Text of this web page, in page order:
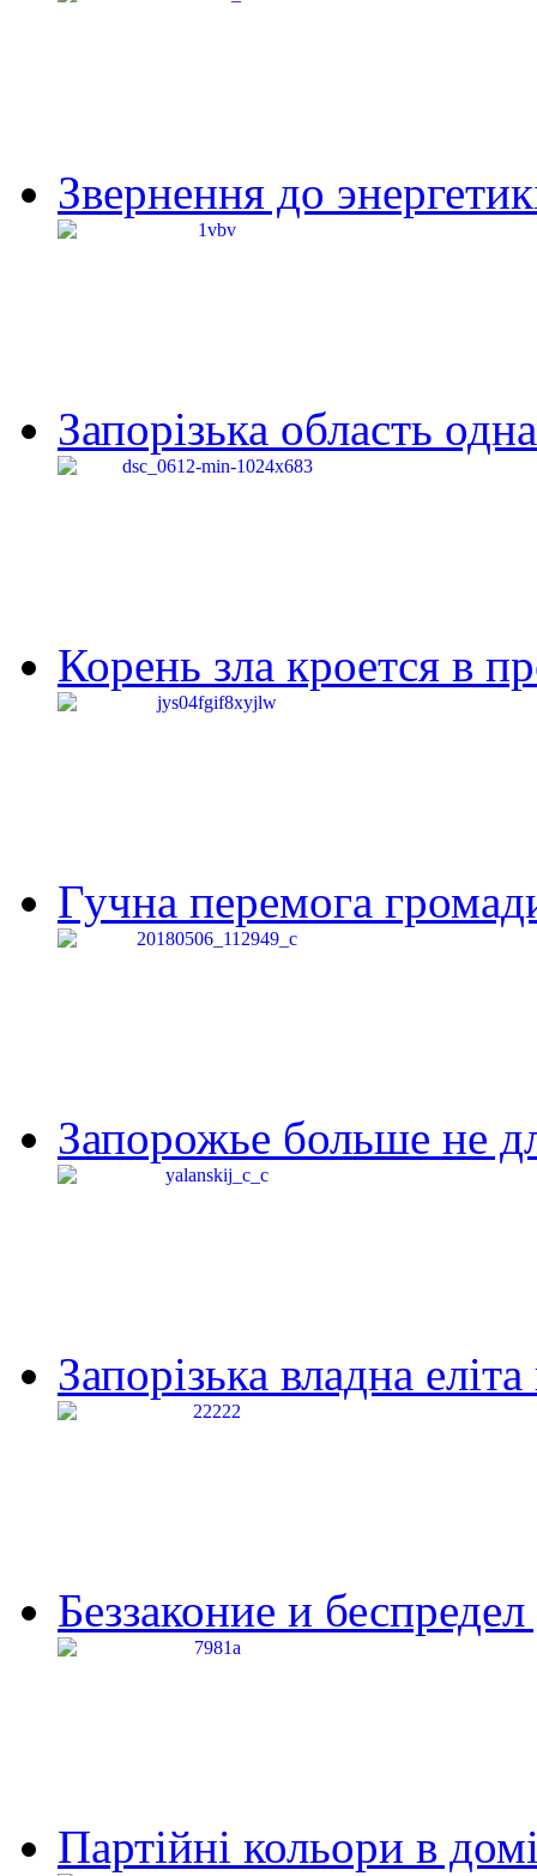
Звернення до
Запорізька область
Корень зла кроется в
Гучна перемога
Запорожье больше не
Запорізька владна
Беззаконие и
Партійні кольори в